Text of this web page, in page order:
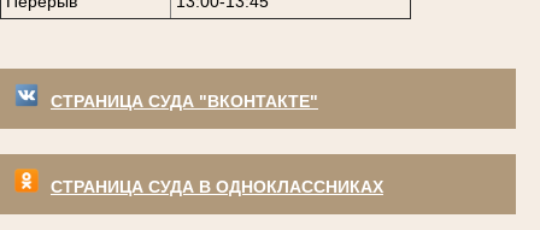
СТРАНИЦА СУДА "ВКОНТАКТЕ"
СТРАНИЦА СУДА В ОДНОКЛАССНИКАХ